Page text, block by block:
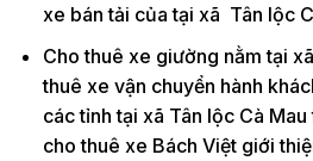
xe bán tải của tại xã Tân lộc
Cho thuê xe giường nằm tại
thuê xe vận chuyển hành
các tỉnh tại xã Tân lộc Cà
cho thuê xe Bách Việt giới